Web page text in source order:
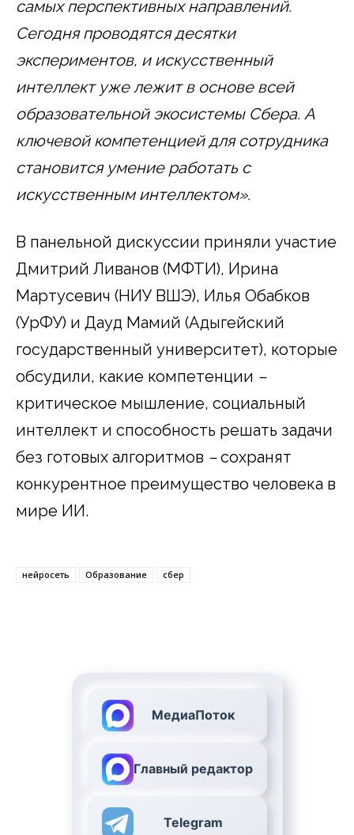
самых перспективных направлений.
Сегодня проводятся десятки
экспериментов, и искусственный
интеллект уже лежит в основе всей
образовательной экосистемы Сбера. А
ключевой компетенцией для сотрудника
становится умение работать с
искусственным интеллектом».
В панельной дискуссии приняли участие
Дмитрий Ливанов (МФТИ), Ирина
Мартусевич (НИУ ВШЭ), Илья Обабков
(УрФУ) и Дауд Мамий (Адыгейский
государственный университет), которые
обсудили, какие компетенции –
критическое мышление, социальный
интеллект и способность решать задачи
без готовых алгоритмов –сохранят
конкурентное преимущество человека в
мире ИИ.
нейросеть Образование сбер
МедиаПоток
Главный редактор
Telegram